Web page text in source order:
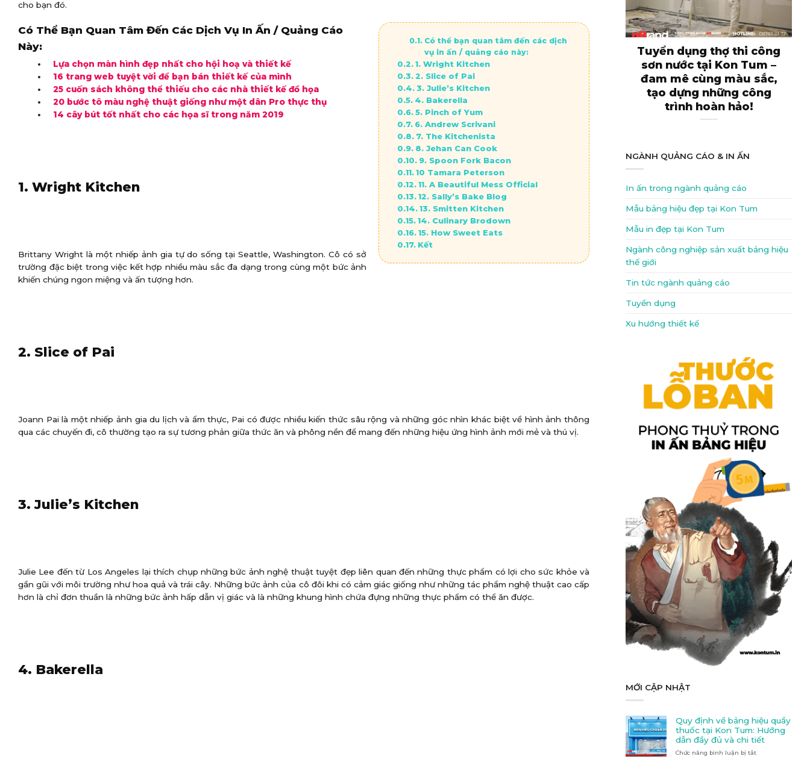
cho bạn đó.
Có thể bạn quan tâm đến các dịch
vụ in ấn / quảng cáo này:
1. Wright Kitchen
2. Slice of Pai
3. Julie’s Kitchen
4. Bakerella
5. Pinch of Yum
6. Andrew Scrivani
7. The Kitchenista
8. Jehan Can Cook
9. Spoon Fork Bacon
10 Tamara Peterson
11. A Beautiful Mess Official
12. Sally’s Bake Blog
13. Smitten Kitchen
14. Culinary Brodown
15. How Sweet Eats
Kết
Có Thể Bạn Quan Tâm Đến Các Dịch Vụ In Ấn / Quảng Cáo
Này:
Lựa chọn màn hình đẹp nhất cho hội hoạ và thiết kế
16 trang web tuyệt vời để bạn bán thiết kế của mình
25 cuốn sách không thể thiếu cho các nhà thiết kế đồ họa
20 bước tô màu nghệ thuật giống như một dân Pro thực thụ
14 cây bút tốt nhất cho các họa sĩ trong năm 2019
1. Wright Kitchen
Brittany Wright là một nhiếp ảnh gia tự do sống tại Seattle, Washington. Cô có sở
trường đặc biệt trong việc kết hợp nhiều màu sắc đa dạng trong cùng một bức ảnh
khiến chúng ngon miệng và ấn tượng hơn.
2. Slice of Pai
Joann Pai là một nhiếp ảnh gia du lịch và ẩm thực, Pai có được nhiều kiến thức sâu rộng và những góc nhìn khác biệt về hình ảnh thông
qua các chuyến đi, cô thường tạo ra sự tương phản giữa thức ăn và phông nền để mang đến những hiệu ứng hình ảnh mới mẻ và thú vị.
3. Julie’s Kitchen
Julie Lee đến từ Los Angeles lại thích chụp những bức ảnh nghệ thuật tuyệt đẹp liên quan đến những thực phẩm có lợi cho sức khỏe và
gần gũi với môi trường như hoa quả và trái cây. Những bức ảnh của cô đôi khi có cảm giác giống như những tác phẩm nghệ thuật cao cấp
hơn là chỉ đơn thuần là những bức ảnh hấp dẫn vị giác và là những khung hình chứa đựng những thực phẩm có thể ăn được.
4. Bakerella
Tuyển dụng thợ thi công
sơn nước tại Kon Tum –
đam mê cùng màu sắc,
tạo dựng những công
trình hoàn hảo!
NGÀNH QUẢNG CÁO & IN ẤN
In ấn trong ngành quảng cáo
Mẫu bảng hiệu đẹp tại Kon Tum
Mẫu in đẹp tại Kon Tum
Ngành công nghiệp sản xuất bảng hiệu
thế giới
Tin tức ngành quảng cáo
Tuyển dụng
Xu hướng thiết kế
MỚI CẬP NHẬT
Quy định về bảng hiệu quầy
thuốc tại Kon Tum: Hướng
dẫn đầy đủ và chi tiết
Chức năng bình luận bị tắt